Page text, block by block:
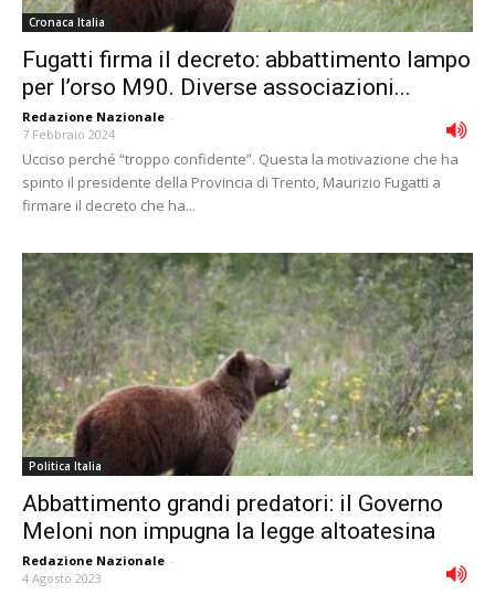
Cronaca Italia
Fugatti firma il decreto: abbattimento lampo
per l’orso M90. Diverse associazioni...
Redazione Nazionale -
7 Febbraio 2024
Ucciso perché “troppo confidente”. Questa la motivazione che ha
spinto il presidente della Provincia di Trento, Maurizio Fugatti a
firmare il decreto che ha...
Politica Italia
Abbattimento grandi predatori: il Governo
Meloni non impugna la legge altoatesina
Redazione Nazionale -
4 Agosto 2023